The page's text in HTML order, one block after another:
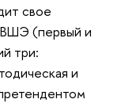
свое
(первый и
три:
и